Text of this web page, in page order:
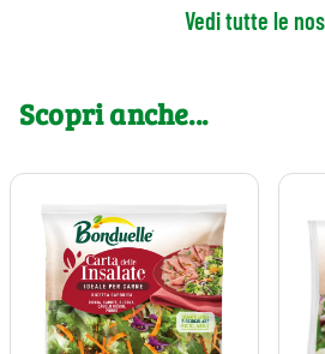
Vedi tutte le
Scopri anche...